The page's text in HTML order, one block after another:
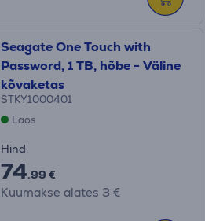
Seagate One Touch with
Password, 1 TB, hõbe - Väline
kõvaketas
STKY1000401
Laos
Hind:
74.99 €
Kuumakse alates 3 €